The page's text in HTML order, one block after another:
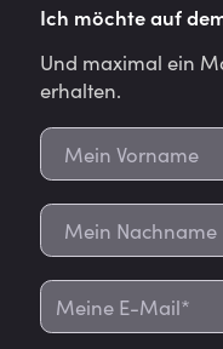
Ich möchte auf
Und maximal ein
erhalten.